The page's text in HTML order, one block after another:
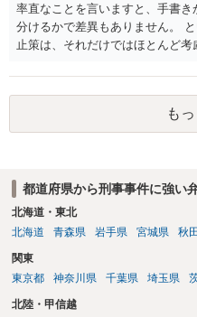
率直なことを言いますと、手書
分けるかで差異もありません。
止策は、それだけではほとんど
やカウンセリング・治療の内容
護観察所と連携した職業支援の
督者の証言 など、証拠で担保さ
なければあまり意味がありませ
いうのが実感です。
も
都道府県から刑事事件に強い
北海道・東北
北海道
青森県 岩手県 宮城県 秋
関東
東京都
神奈川県 千葉県 埼玉県
北陸・甲信越